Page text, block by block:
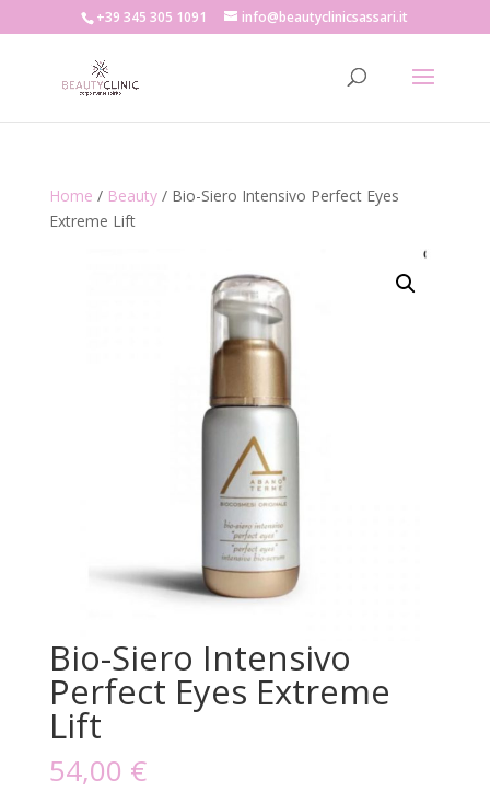
+39 345 305 1091 info@beautyclinicsassari.it
Home / Beauty/ Bio-Siero Intensivo Perfect Eyes
Extreme Lift
Bio-Siero Intensivo
Perfect Eyes Extreme
Lift
54,00 €